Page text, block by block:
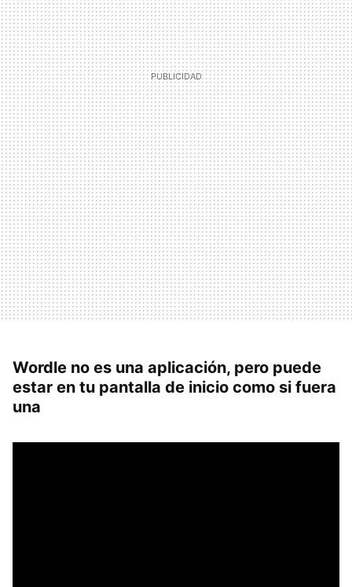
Wordle no es una aplicación, pero puede
estar en tu pantalla de inicio como si fuera
una